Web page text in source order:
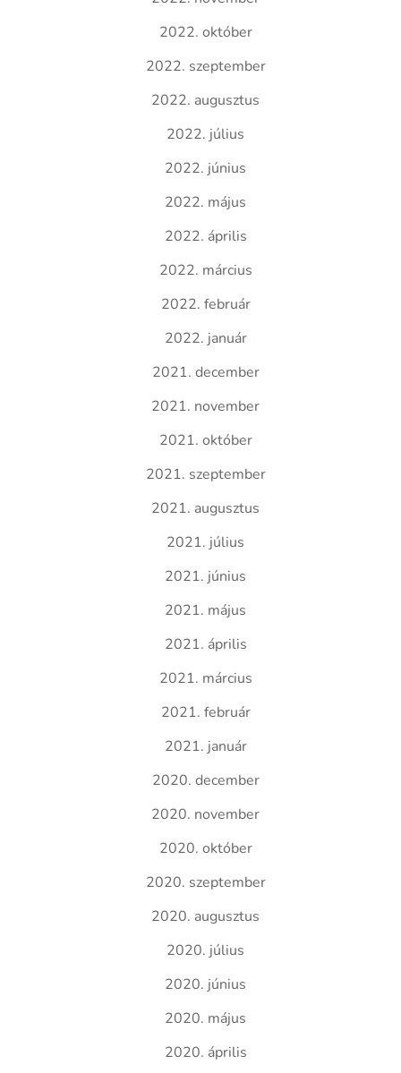
2022. október
2022. szeptember
2022. augusztus
2022. július
2022. június
2022. május
2022. április
2022. március
2022. február
2022. január
2021. december
2021. november
2021. október
2021. szeptember
2021. augusztus
2021. július
2021. június
2021. május
2021. április
2021. március
2021. február
2021. január
2020. december
2020. november
2020. október
2020. szeptember
2020. augusztus
2020. július
2020. június
2020. május
2020. április